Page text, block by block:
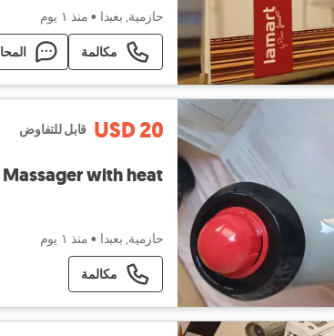
حازمية, بعبدا • منذ ١ يوم
مكالمة
USD 20 قابل للتفاوض
with heat
حازمية, بعبدا • منذ ١ يوم
مكالمة